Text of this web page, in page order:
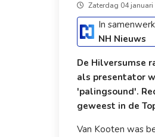
Zaterdag 04
In
NH Nieuws
De Hilversumse
als presentator
'palingsound'.
geweest in de
Van Kooten was